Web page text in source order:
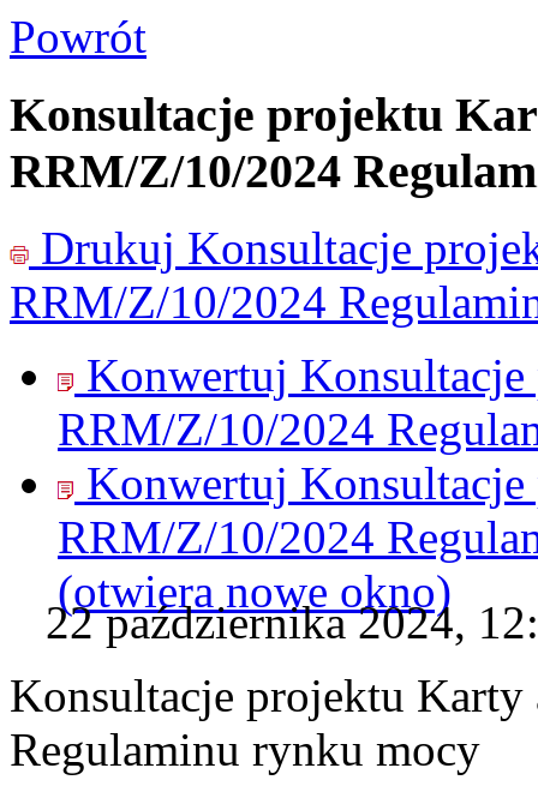
Powrót
Konsultacje projektu
RRM/Z/10/2024
Drukuj Konsultacje
RRM/Z/10/2024
Konwertuj
RRM/Z/10/2024
Konwertuj
RRM/Z/10/2024
(otwiera nowe okno)
22 października 2024,
Konsultacje projektu
Regulaminu rynku mocy